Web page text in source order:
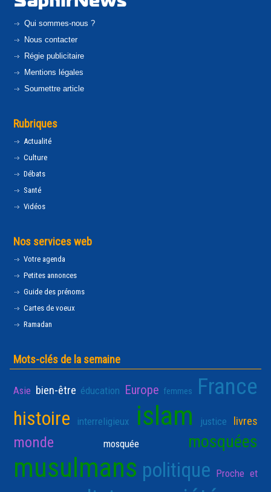
Qui sommes-nous ?
Nous contacter
Régie publicitaire
Mentions légales
Soumettre article
Rubriques
Actualité
Culture
Débats
Santé
Vidéos
Nos services web
Votre agenda
Petites annonces
Guide des prénoms
Cartes de voeux
Ramadan
Mots-clés de la semaine
Asie bien-être éducation Europe femmes France
histoire interreligieux islam justice livres
monde mosquée mosquées
musulmans politique Proche et